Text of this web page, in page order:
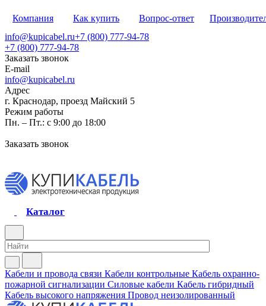
Компания Как купить Вопрос-ответ
info@kupicabel.ru+7 (800) 777-94-78
+7 (800) 777-94-78
Заказать звонок
E-mail
info@kupicabel.ru
Адрес
г. Краснодар, проезд Майский 5
Режим работы
Пн. – Пт.: с 9:00 до 18:00
Заказать звонок
Каталог
Кабели и провода связи Кабели контрольные Кабель охранно-
пожарной сигнализации Силовые кабели Кабель гибридный
Кабель высокого напряжения Провод неизолированный